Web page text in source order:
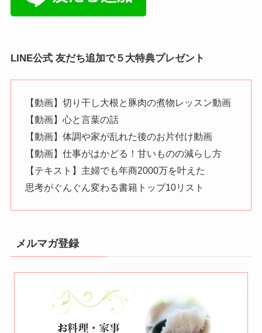
LINE公式 友だち追加で５大特典プレゼント
【動画】切り干し大根と豚肉の煮物レッスン動画
【動画】心と言葉の話
【動画】体調や家が乱れた後のお片付け動画
【動画】仕事がはかどる！甘いものの減らし方
【テキスト】主婦でも年商2000万を叶えた
思考がぐんぐん変わる書籍トップ10リスト
メルマガ登録